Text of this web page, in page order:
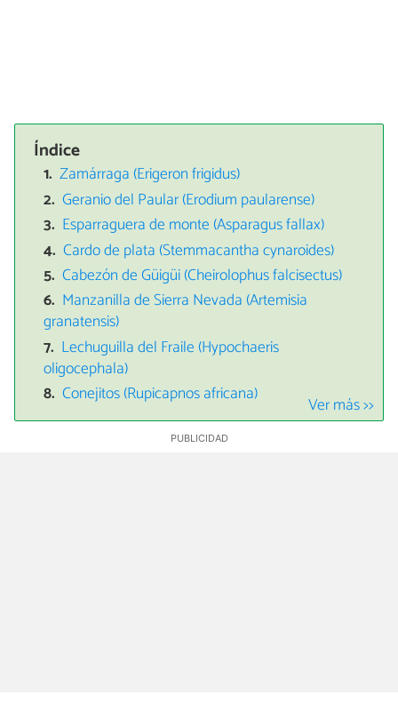
Índice
Zamárraga (Erigeron frigidus)
Geranio del Paular (Erodium paularense)
Esparraguera de monte (Asparagus fallax)
Cardo de plata (Stemmacantha cynaroides)
Cabezón de Güigüi (Cheirolophus falcisectus)
Manzanilla de Sierra Nevada (Artemisia
granatensis)
Lechuguilla del Fraile (Hypochaeris
oligocephala)
Conejitos (Rupicapnos africana)
Ver más >>